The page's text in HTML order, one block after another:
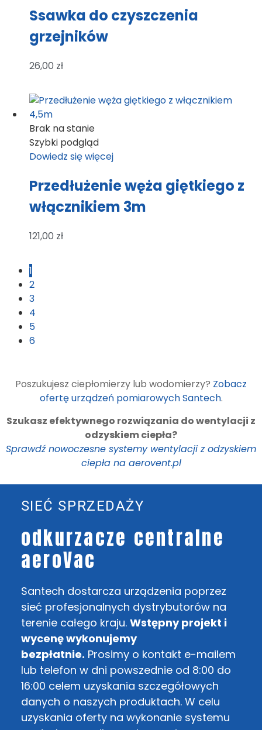
Ssawka do czyszczenia
grzejników
26,00 zł
Brak na stanie
Szybki podgląd
Dowiedz się więcej
Przedłużenie węża giętkiego z
włącznikiem 3m
121,00 zł
1
2
3
4
5
6
Poszukujesz ciepłomierzy lub wodomierzy? Zobacz
ofertę urządzeń pomiarowych Santech.
Szukasz efektywnego rozwiązania do wentylacji z
odzyskiem ciepła?
Sprawdź nowoczesne systemy wentylacji z odzyskiem
ciepła na aerovent.pl
SIEĆ SPRZEDAŻY
odkurzacze centralne
aeroVac
Santech dostarcza urządzenia poprzez
sieć profesjonalnych dystrybutorów na
terenie całego kraju. Wstępny projekt i
wycenę wykonujemy
bezpłatnie. Prosimy o kontakt e-mailem
lub telefon w dni powszednie od 8:00 do
16:00 celem uzyskania szczegółowych
danych o naszych produktach. W celu
uzyskania oferty na wykonanie systemu